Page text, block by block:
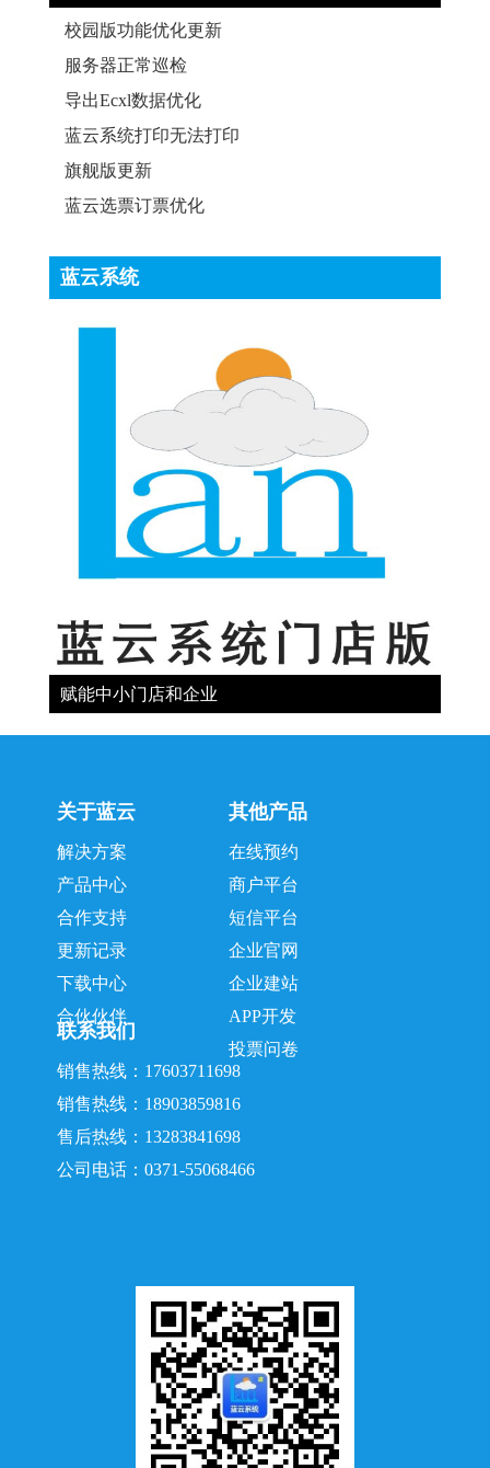
校园版功能优化更新
服务器正常巡检
导出Ecxl数据优化
蓝云系统打印无法打印
旗舰版更新
蓝云选票订票优化
蓝云系统
赋能中小门店和企业
关于蓝云
解决方案
产品中心
合作支持
更新记录
下载中心
合伙伙伴
其他产品
在线预约
商户平台
短信平台
企业官网
企业建站
APP开发
投票问卷
联系我们
销售热线：17603711698
销售热线：18903859816
售后热线：13283841698
公司电话：0371-55068466